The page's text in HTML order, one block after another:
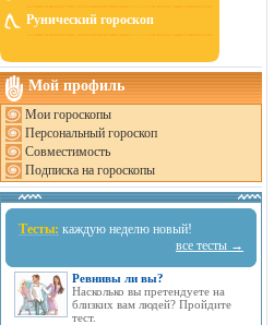
Рунический гороскоп
Мой профиль
Мои гороскопы
Персональный гороскоп
Совместимость
Подписка на гороскопы
Тесты: каждую неделю новый!
все тесты →
Ревнивы ли вы?
Насколько вы претендуете на
близких вам людей? Пройдите
тест.